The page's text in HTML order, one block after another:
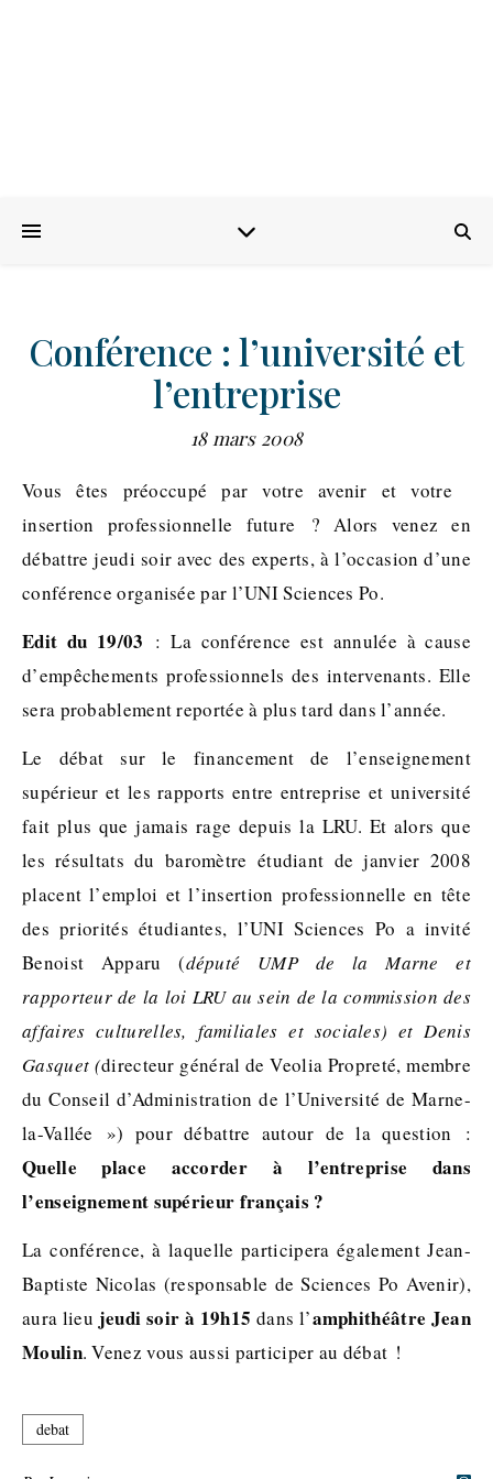
Conférence : l’université et
l’entreprise
18 mars 2008
Vous êtes préoccupé par votre avenir et votre
insertion professionnelle future ? Alors venez en
débattre jeudi soir avec des experts, à l’occasion d’une
conférence organisée par l’UNI Sciences Po.
Edit du 19/03 : La conférence est annulée à cause
d’empêchements professionnels des intervenants. Elle
sera probablement reportée à plus tard dans l’année.
Le débat sur le financement de l’enseignement
supérieur et les rapports entre entreprise et université
fait plus que jamais rage depuis la LRU. Et alors que
les résultats du baromètre étudiant de janvier 2008
placent l’emploi et l’insertion professionnelle en tête
des priorités étudiantes, l’UNI Sciences Po a invité
Benoist Apparu (député UMP de la Marne et
rapporteur de la loi LRU au sein de la commission des
affaires culturelles, familiales et sociales) et Denis
Gasquet (directeur général de Veolia Propreté, membre
du Conseil d’Administration de l’Université de Marne-
la-Vallée ») pour débattre autour de la question :
Quelle place accorder à l’entreprise dans
l’enseignement supérieur français ?
La conférence, à laquelle participera également Jean-
Baptiste Nicolas (responsable de Sciences Po Avenir),
aura lieu jeudi soir à 19h15 dans l’amphithéâtre Jean
Moulin. Venez vous aussi participer au débat !
debat